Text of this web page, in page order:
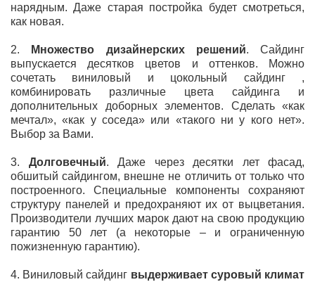
нарядным. Даже старая постройка будет смотреться,
как новая.
2. Множество дизайнерских решений. Сайдинг
выпускается десятков цветов и оттенков. Можно
сочетать виниловый и цокольный сайдинг ,
комбинировать различные цвета сайдинга и
дополнительных доборных элементов. Сделать «как
мечтал», «как у соседа» или «такого ни у кого нет».
Выбор за Вами.
3. Долговечный. Даже через десятки лет фасад,
обшитый сайдингом, внешне не отличить от только что
построенного. Специальные компоненты сохраняют
структуру панелей и предохраняют их от выцветания.
Производители лучших марок дают на свою продукцию
гарантию 50 лет (а некоторые – и ограниченную
пожизненную гарантию).
4. Виниловый сайдинг выдерживает суровый климат